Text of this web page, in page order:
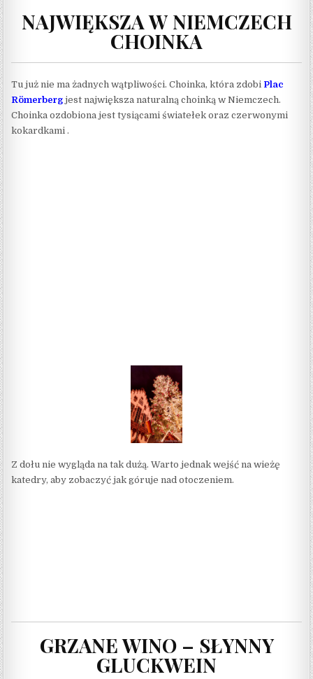
NAJWIĘKSZA W NIEMCZECH
CHOINKA
Tu już nie ma żadnych wątpliwości. Choinka, która zdobi Plac
Römerberg jest największa naturalną choinką w Niemczech.
Choinka ozdobiona jest tysiącami światełek oraz czerwonymi
kokardkami .
Z dołu nie wygląda na tak dużą. Warto jednak wejść na wieżę
katedry, aby zobaczyć jak góruje nad otoczeniem.
GRZANE WINO – SŁYNNY
GLUCKWEIN